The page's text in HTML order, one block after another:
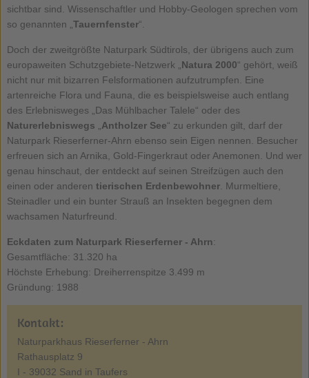
sichtbar sind. Wissenschaftler und Hobby-Geologen sprechen vom
so genannten „ Tauernfenster“.
Doch der zweitgrößte Naturpark Südtirols, der übrigens auch zum
europaweiten Schutzgebiete-Netzwerk „ Natura 2000“ gehört, weiß
nicht nur mit bizarren Felsformationen aufzutrumpfen. Eine
artenreiche Flora und Fauna, die es beispielsweise auch entlang
des Erlebnisweges „Das Mühlbacher Talele“ oder des
Naturerlebniswegs
Antholzer See“ zu erkunden gilt, darf der
Naturpark Rieserferner-Ahrn ebenso sein Eigen nennen. Besucher
erfreuen sich an Arnika, Gold-Fingerkraut oder Anemonen. Und wer
genau hinschaut, der entdeckt auf seinen Streifzügen auch den
einen oder anderen tierischen Erdenbewohner. Murmeltiere,
Steinadler und ein bunter Strauß an Insekten begegnen dem
wachsamen Naturfreund.
Eckdaten zum Naturpark Rieserferner - Ahrn:
Gesamtfläche: 31.320 ha
Höchste Erhebung: Dreiherrenspitze 3.499 m
Gründung: 1988
Kontakt:
Naturparkhaus Rieserferner - Ahrn
Rathausplatz 9
I - 39032 Sand in Taufers